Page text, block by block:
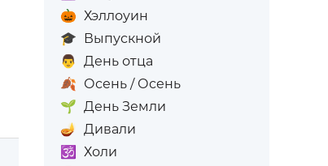
🎃 Хэллоуин
🎓 Выпускной
👨 День отца
🍂 Осень / Осень
🌱 День Земли
🪔 Дивали
🕉️
Холи